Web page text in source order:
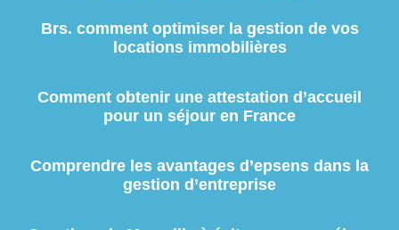
Brs. comment optimiser la gestion de vos
locations immobilières
Comment obtenir une attestation d’accueil
pour un séjour en France
Comprendre les avantages d’epsens dans la
gestion d’entreprise